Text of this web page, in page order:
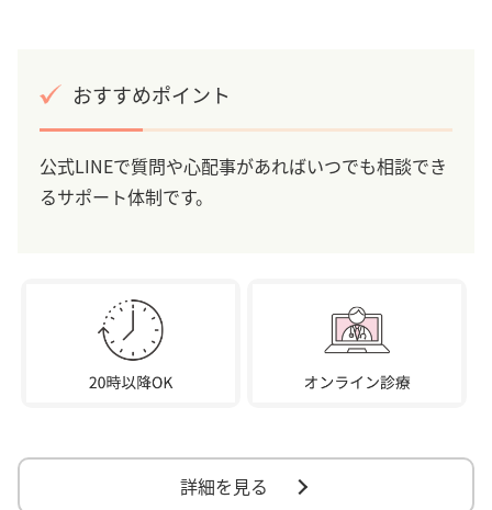
おすすめポイント
公式LINEで質問や心配事があればいつでも相談でき
るサポート体制です。
詳細を見る